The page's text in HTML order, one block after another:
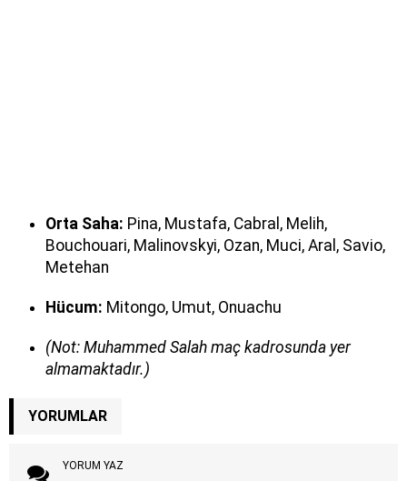
Orta Saha: Pina, Mustafa, Cabral, Melih,
Bouchouari, Malinovskyi, Ozan, Muci, Aral, Savio,
Metehan
Hücum: Mitongo, Umut, Onuachu
(Not: Muhammed Salah maç kadrosunda yer
almamaktadır.)
YORUMLAR
YORUM YAZ